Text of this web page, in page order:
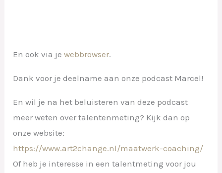
En ook via jewebbrowser.
Dank voor je deelname aan onze podcast Marcel!
En wil je na het beluisteren van deze podcast
meer weten over talentenmeting? Kijk dan op
onze website:
https://www.art2change.nl/maatwerk-coaching/
Of heb je interesse in een talentmeting voor jou